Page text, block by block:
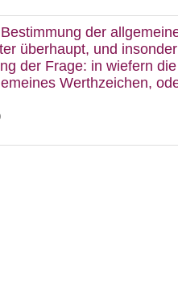
der
überhaupt, und
der Frage: in wiefern
Werthzeichen,